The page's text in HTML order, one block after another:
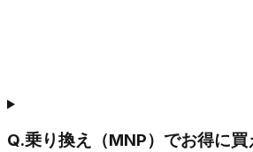
Q.乗り換え（MNP）でお得に